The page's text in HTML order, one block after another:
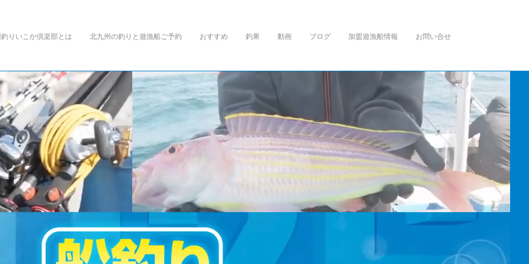
りいこか倶楽部とは 北九州の釣りと遊漁船ご予約 おすすめ 釣果 動画 ブログ 加盟遊漁船情報 お問い合せ